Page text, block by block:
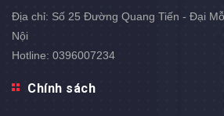
Địa chỉ: Số 25 Đường Quang Tiến - Đại
Nội
Hotline: 0396007234
Chính sách